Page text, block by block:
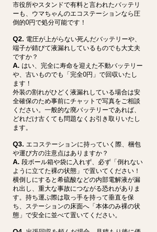
市役所やスタンドで有料と言われたバッテリ
ーも、ウマちゃんのエコステーションなら圧
倒的0円で処分可能です！
Q2. 電圧が上がらない死んだバッテリーや、
端子が錆びて液漏れしているものでも大丈夫
ですか？
A. はい、完全に寿命を迎えた不動バッテリー
や、古いものでも「完全0円」で回収いたし
ます！
外装の割れがひどく液漏れしている場合は安
全確保のため事前にチャットで写真をご相談
ください。一般的な廃バッテリーであれば、
どれだけ古くても問題なくお引き取りいたし
ます。
Q3. エコステーションに持っていく際、梱包
や運び方の注意点はありますか？
A. 段ボール箱や袋に入れず、必ず「倒れない
ように立てた裸の状態」で置いてください！
横倒しにすると希硫酸などの内部電解液が漏
れ出し、重大な事故につながる恐れがありま
す。持ち運ぶ際は取っ手を持って垂直を保
ち、ステーションの床面へ「本体のみ裸の状
態」で安全に並べて置いてください。